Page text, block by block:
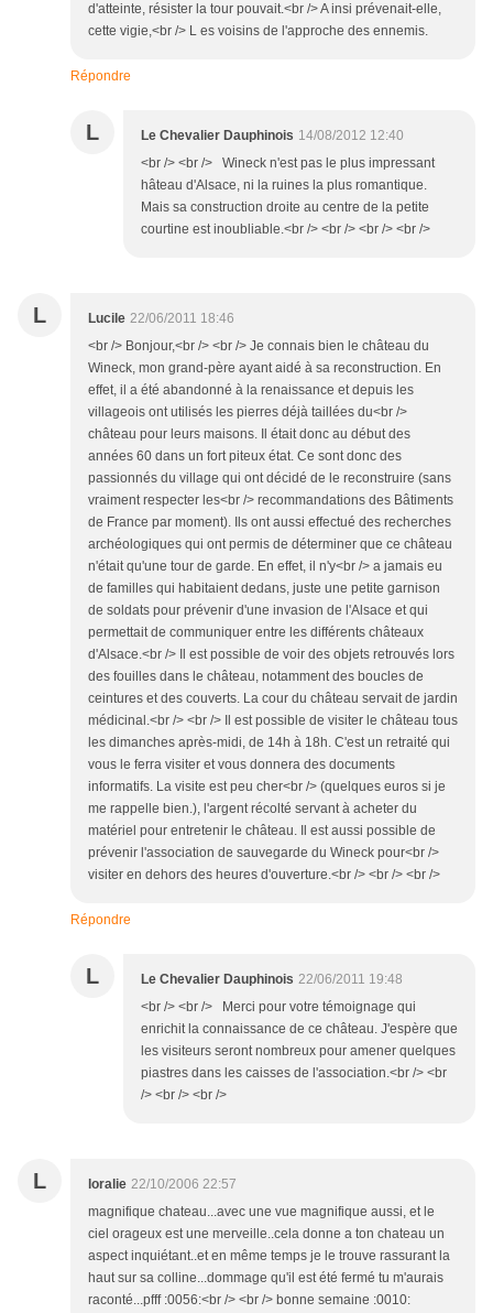
d'atteinte, résister la tour pouvait.<br /> A insi prévenait-elle,
cette vigie,<br /> L es voisins de l'approche des ennemis.
Répondre
L Le Chevalier Dauphinois 14/08/2012 12:40
<br /> <br /> Wineck n'est pas le plus impressant
hâteau d'Alsace, ni la ruines la plus romantique.
Mais sa construction droite au centre de la petite
courtine est inoubliable.<br /> <br /> <br /> <br />
L Lucile 22/06/2011 18:46
<br /> Bonjour,<br /> <br /> Je connais bien le château du
Wineck, mon grand-père ayant aidé à sa reconstruction. En
effet, il a été abandonné à la renaissance et depuis les
villageois ont utilisés les pierres déjà taillées du<br />
château pour leurs maisons. Il était donc au début des
années 60 dans un fort piteux état. Ce sont donc des
passionnés du village qui ont décidé de le reconstruire (sans
vraiment respecter les<br /> recommandations des Bâtiments
de France par moment). Ils ont aussi effectué des recherches
archéologiques qui ont permis de déterminer que ce château
n'était qu'une tour de garde. En effet, il n'y<br /> a jamais eu
de familles qui habitaient dedans, juste une petite garnison
de soldats pour prévenir d'une invasion de l'Alsace et qui
permettait de communiquer entre les différents châteaux
d'Alsace.<br /> Il est possible de voir des objets retrouvés lors
des fouilles dans le château, notamment des boucles de
ceintures et des couverts. La cour du château servait de jardin
médicinal.<br /> <br /> Il est possible de visiter le château tous
les dimanches après-midi, de 14h à 18h. C'est un retraité qui
vous le ferra visiter et vous donnera des documents
informatifs. La visite est peu cher<br /> (quelques euros si je
me rappelle bien.), l'argent récolté servant à acheter du
matériel pour entretenir le château. Il est aussi possible de
prévenir l'association de sauvegarde du Wineck pour<br />
visiter en dehors des heures d'ouverture.<br /> <br /> <br />
Répondre
L Le Chevalier Dauphinois 22/06/2011 19:48
<br /> <br /> Merci pour votre témoignage qui
enrichit la connaissance de ce château. J'espère que
les visiteurs seront nombreux pour amener quelques
piastres dans les caisses de l'association.<br /> <br
/> <br /> <br />
L loralie 22/10/2006 22:57
magnifique chateau...avec une vue magnifique aussi, et le
ciel orageux est une merveille..cela donne a ton chateau un
aspect inquiétant..et en même temps je le trouve rassurant la
haut sur sa colline...dommage qu'il est été fermé tu m'aurais
raconté...pfff :0056:<br /> <br /> bonne semaine :0010: